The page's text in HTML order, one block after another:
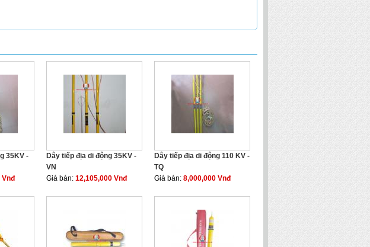
35KV -
Vnđ
Dây tiếp địa di động 35KV -
VN
Giá bán: 12,105,000 Vnđ
Dây tiếp địa di động 110 KV -
TQ
Giá bán: 8,000,000 Vnđ